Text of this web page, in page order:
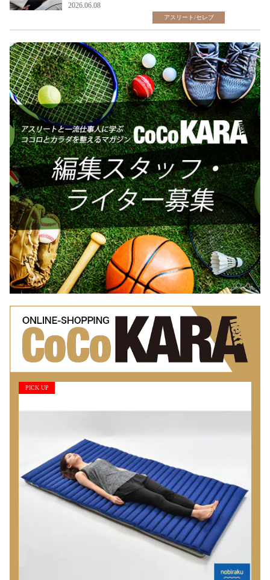
2026.06.08
アスリート/セレブ
PICK UP